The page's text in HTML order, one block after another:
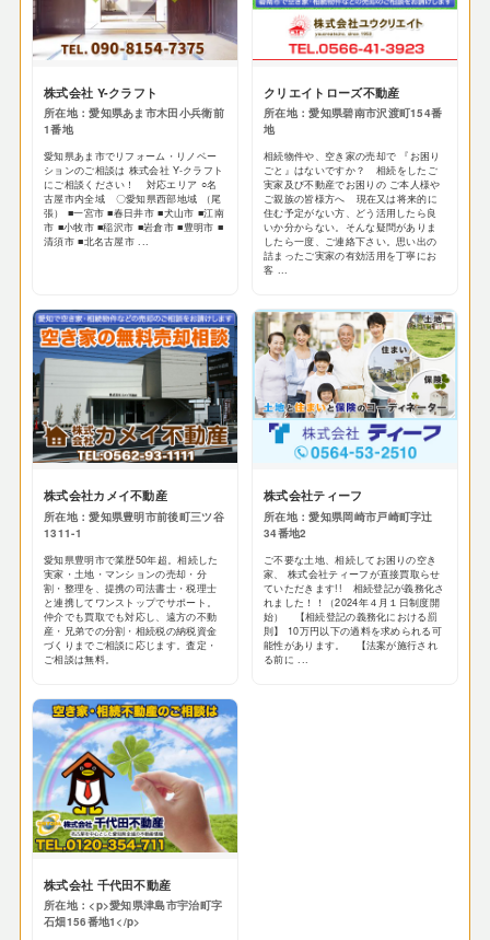
株式会社 Y-クラフト
所在地：愛知県あま市木田小兵衛前
1番地
愛知県あま市でリフォーム・リノベー
ションのご相談は 株式会社 Y-クラフト
にご相談ください！ 対応エリア ○名
古屋市内全域 〇愛知県西部地域 （尾
張） ■一宮市 ■春日井市 ■犬山市 ■江南
市 ■小牧市 ■稲沢市 ■岩倉市 ■豊明市 ■
清須市 ■北名古屋市 ...
クリエイトローズ不動産
所在地：愛知県碧南市沢渡町154番
地
相続物件や、空き家の売却で 『お困り
ごと』はないですか？ 相続をしたご
実家及び不動産でお困りの ご本人様や
ご親族の皆様方へ 現在又は将来的に
住む予定がない方、どう活用したら良
いか分からない。そんな疑問がありま
したら一度、ご連絡下さい。思い出の
詰まったご実家の有効活用を丁寧にお
客 ...
株式会社カメイ不動産
所在地：愛知県豊明市前後町三ツ谷
1311-1
愛知県豊明市で業歴50年超。相続した
実家・土地・マンションの売却・分
割・整理を、提携の司法書士・税理士
と連携してワンストップでサポート。
仲介でも買取でも対応し、遠方の不動
産・兄弟での分割・相続税の納税資金
づくりまでご相談に応じます。査定・
ご相談は無料。
株式会社ティーフ
所在地：愛知県岡崎市戸崎町字辻
34番地2
ご不要な土地、相続してお困りの空き
家、 株式会社ティーフが直接買取らせ
ていただきます!! 相続登記が義務化さ
れました！！（2024年４月１日制度開
始） 【相続登記の義務化における罰
則】 10万円以下の過料を求められる可
能性があります。 【法案が施行され
る前に ...
株式会社 千代田不動産
所在地：<p>愛知県津島市宇治町字
石畑156番地1</p>